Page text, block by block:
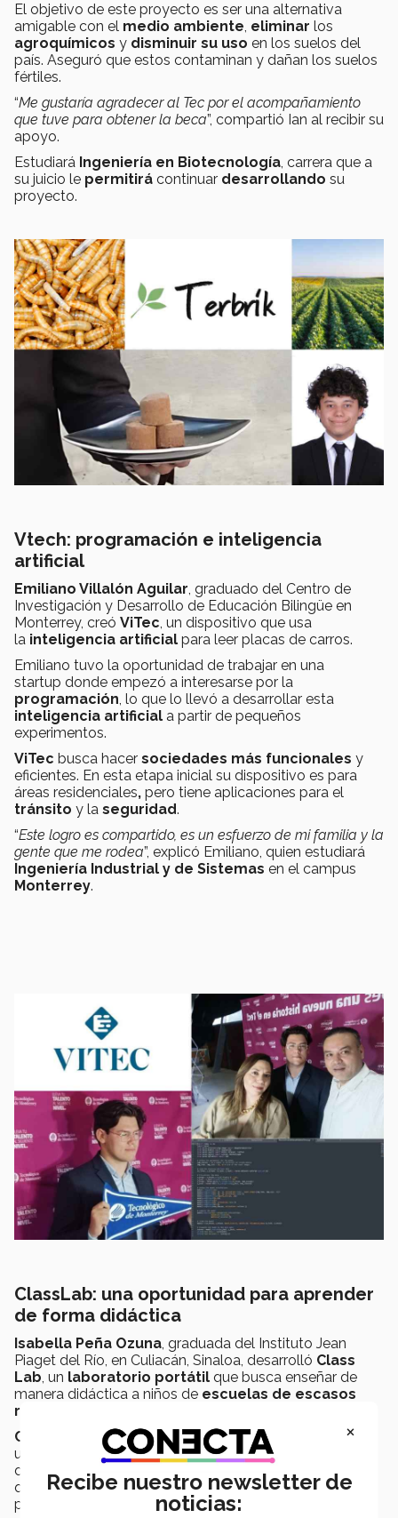
El objetivo de este proyecto es ser una alternativa
amigable con el medio ambiente eliminar los
agroquímicos y disminuir su uso en los suelos del
país. Aseguró que estos contaminan y dañan los suelos
fértiles.
“Me gustaría agradecer al Tec por el acompañamiento
que tuve para obtener la beca”, compartió Ian al recibir su
apoyo.
Estudiará Ingeniería en Biotecnología , carrera que a
su juicio le permitirá continuar desarrollando su
proyecto.
Vtech: programación e inteligencia
artificial
Emiliano Villalón Aguilar, graduado del Centro de
Investigación y Desarrollo de Educación Bilingüe en
Monterrey, creó ViTec, un dispositivo que usa
la inteligencia artificial para leer placas de carros.
Emiliano tuvo la oportunidad de trabajar en una
startup donde empezó a interesarse por la
programación, lo que lo llevó a desarrollar esta
inteligencia artificial a partir de pequeños
experimentos.
ViTec busca hacer sociedades más funcionales y
eficientes. En esta etapa inicial su dispositivo es para
áreas residenciales, pero tiene aplicaciones para el
tránsito y la seguridad.
“Este logro es compartido, es un esfuerzo de mi familia y la
gente que me rodea”, explicó Emiliano, quien estudiará
Ingeniería Industrial y de Sistemas en el campus
Monterrey.
ClassLab: una oportunidad para aprender
de forma didáctica
Isabella Peña Ozuna, graduada del Instituto Jean
Piaget del Río, en Culiacán, Sinaloa, desarrolló Class
Lab, un laboratorio portátil que busca enseñar de
manera didáctica a niños de escuelas de escasos
recursos
Class Lab
es un mueble movible con 3 cajones, cada
uno con
materiales de aprendizaje experimental
de las ramas principales de la ciencia: biología, física y
química. Además, cuenta con una mesa plegable y un
pizarrón.
×
Recibe nuestro newsletter de
noticias: